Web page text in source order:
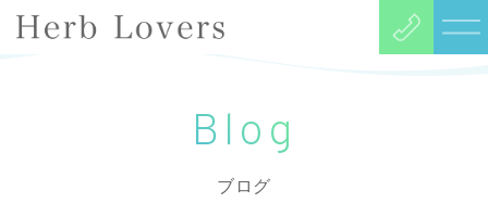
Blog
ブログ